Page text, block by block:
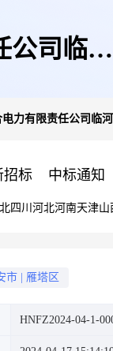
公司临河
力有限责任公司临
招标 中标通知
四川 河北河南天津山
市 雁塔区
HNFZ2024-04-1-